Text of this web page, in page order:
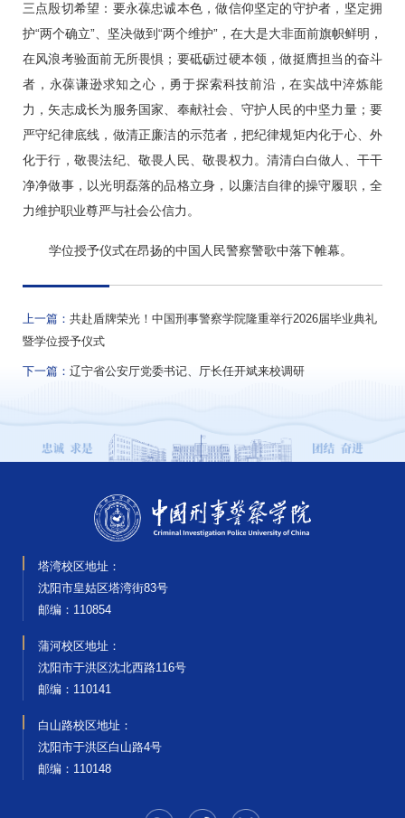
三点殷切希望：要永葆忠诚本色，做信仰坚定的守护者，坚定拥
护“两个确立”、坚决做到“两个维护”，在大是大非面前旗帜鲜明，
在风浪考验面前无所畏惧；要砥砺过硬本领，做挺膺担当的奋斗
者，永葆谦逊求知之心，勇于探索科技前沿，在实战中淬炼能
力，矢志成长为服务国家、奉献社会、守护人民的中坚力量；要
严守纪律底线，做清正廉洁的示范者，把纪律规矩内化于心、外
化于行，敬畏法纪、敬畏人民、敬畏权力。清清白白做人、干干
净净做事，以光明磊落的品格立身，以廉洁自律的操守履职，全
力维护职业尊严与社会公信力。
学位授予仪式在昂扬的中国人民警察警歌中落下帷幕。
上一篇： 共赴盾牌荣光！中国刑事警察学院隆重举行2026届毕业典礼
暨学位授予仪式
下一篇： 辽宁省公安厅党委书记、厅长任开斌来校调研
塔湾校区地址：
沈阳市皇姑区塔湾街83号
邮编‌：110854
蒲河校区地址：
沈阳市于洪区沈北西路116号
邮编‌：110141
白山路校区地址：
沈阳市于洪区白山路4号
邮编‌：110148